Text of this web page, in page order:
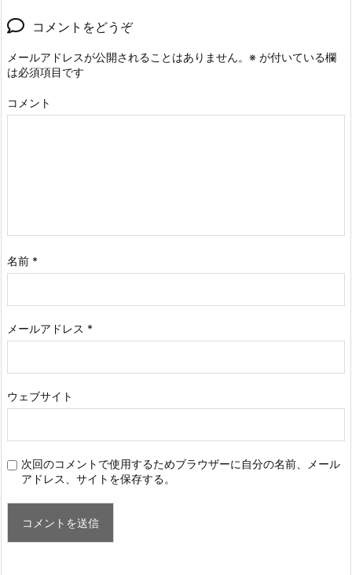
コメントをどうぞ
メールアドレスが公開されることはありません。 ※ が付いている欄
は必須項目です
コメント
名前 *
メールアドレス *
ウェブサイト
次回のコメントで使用するためブラウザーに自分の名前、メール
アドレス、サイトを保存する。